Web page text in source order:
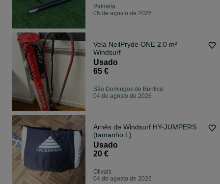
Palmela
05 de agosto de 2026
Vela NeilPryde ONE 2.0 m²
Windsurf
Usado
65 €
São Domingos de Benfica
04 de agosto de 2026
Arnês de Windsurf HY-JUMPERS
(tamanho L)
Usado
20 €
Olivais
04 de agosto de 2026